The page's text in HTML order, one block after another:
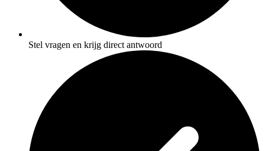
Stel vragen en krijg direct antwoord